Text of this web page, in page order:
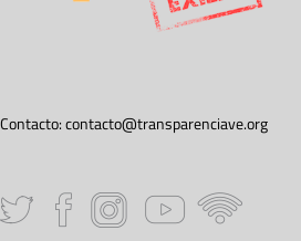
Contacto:contacto@transparenciave.org